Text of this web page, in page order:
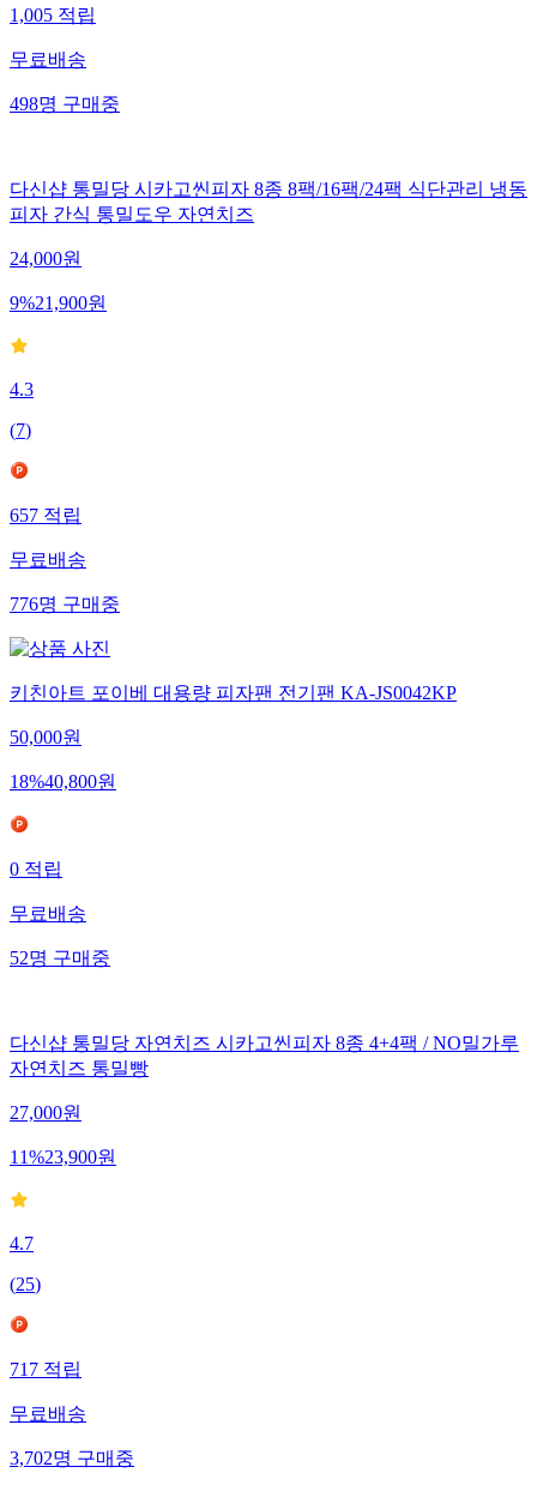
1,005 적립
무료배송
498명 구매중
다신샵 통밀당 시카고씬피자 8종 8팩/16팩/24팩 식단관리 냉동
피자 간식 통밀도우 자연치즈
24,000원
9%21,900원
4.3
(7)
657 적립
무료배송
776명 구매중
키친아트 포이베 대용량 피자팬 전기팬 KA-JS0042KP
50,000원
18%40,800원
0 적립
무료배송
52명 구매중
다신샵 통밀당 자연치즈 시카고씬피자 8종 4+4팩 / NO밀가루
자연치즈 통밀빵
27,000원
11%23,900원
4.7
(25)
717적립
무료배송
3,702명구매중